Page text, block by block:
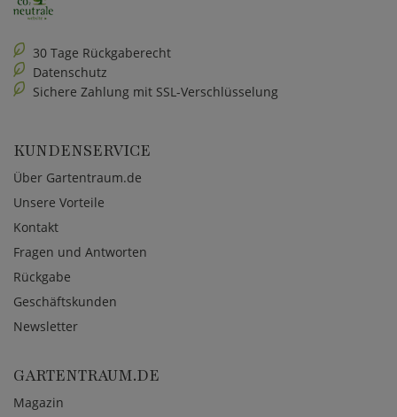
30 Tage Rückgaberecht
Datenschutz
Sichere Zahlung mit SSL-Verschlüsselung
KUNDENSERVICE
Über Gartentraum.de
Unsere Vorteile
Kontakt
Fragen und Antworten
Rückgabe
Geschäftskunden
Newsletter
GARTENTRAUM.DE
Magazin